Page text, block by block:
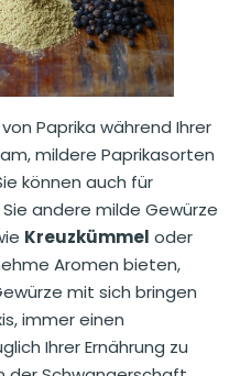
Paprika während Ihrer
mildere Paprikasorten
können auch für
andere milde Gewürze
Kreuzkümmel oder
Aromen bieten,
mit sich bringen
immer einen
Ihrer Ernährung zu